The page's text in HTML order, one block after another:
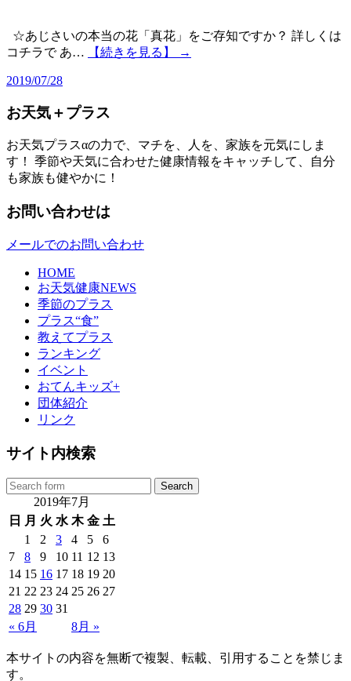
☆あじさいの本当の花「真花」をご存知ですか？ 詳しくは
コチラで あ…
【続きを見る】 →
2019/07/28
お天気＋プラス
お天気プラスαの力で、マチを、人を、家族を元気にしま
す！ 季節や天気に合わせた健康情報をキャッチして、自分
も家族も健やかに！
お問い合わせは
メールでのお問い合わせ
HOME
お天気健康NEWS
季節のプラス
プラス“食”
教えてプラス
ランキング
イベント
おてんキッズ+
団体紹介
リンク
サイト内検索
2019年7月
日
月 火 水 木 金 土
« 6月 8月 »
1 2 3 4 5
6
7
8 9 10 11 12 13
14 15 16 17 18 19 20
21 22 23 24 25 26 27
28 29 30 31
本サイトの内容を無断で複製、転載、引用することを禁じま
す。